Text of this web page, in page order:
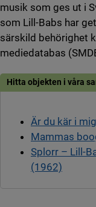
musik som ges ut i
som Lill-Babs har
särskild behörighet
mediedatabas
Hitta objekten i våra
Är du kär i
Mammas
Splorr – Lill-
(1962)